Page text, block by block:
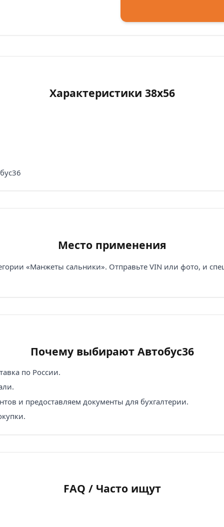
Характеристики 38х56
Место применения
«Манжеты сальники». Отправьте VIN или фото, и
Почему выбирают Автобус36
по России.
и предоставляем документы для бухгалтерии.
FAQ / Часто ищут